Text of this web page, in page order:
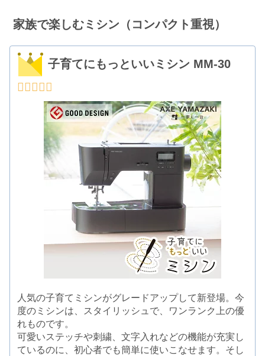
家族で楽しむミシン（コンパクト重視）
子育てにもっといいミシン MM-30
人気の子育てミシンがグレードアップして新登場。今
度のミシンは、スタイリッシュで、ワンランク上の優
れものです。
可愛いステッチや刺繍、文字入れなどの機能が充実し
ているのに、初心者でも簡単に使いこなせます。そし